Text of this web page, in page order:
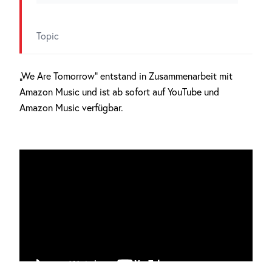
Topic
„We Are Tomorrow“ entstand in Zusammenarbeit mit
Amazon Music und ist ab sofort auf YouTube und
Amazon Music verfügbar.